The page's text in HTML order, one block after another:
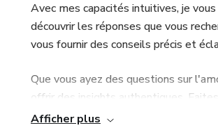
💬
de nous
Ne
89 pour
Avec mes capacités intuitives, je
découvrir les réponses que vous
vous fournir des conseils précis et
Que vous ayez des questions sur
offrir des insights authentiques.
la sérénité.
Afficher plus